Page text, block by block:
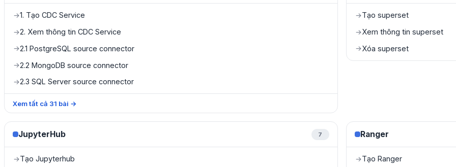
→1. Tạo CDC Service
→2. Xem thông tin CDC Service
→2.1 PostgreSQL source connector
→2.2 MongoDB source connector
→2.3 SQL Server source connector
Xem tất cả 31 bài →
→Tạo superset
→Xem thông tin superset
→Xóa superset
JupyterHub 7
→Tạo Jupyterhub
Ranger
→Tạo Ranger